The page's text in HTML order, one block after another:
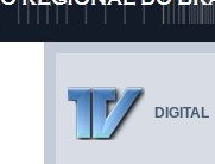
DIGITAL